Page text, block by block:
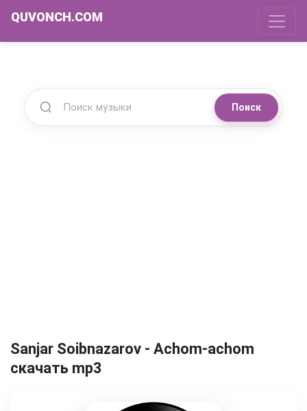
QUVONCH.COM
Поиск
Sanjar Soibnazarov - Achom-achom
скачать mp3